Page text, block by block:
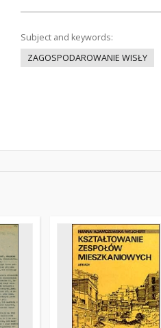
Subject and keywords:
ZAGOSPODAROWANIE WISŁY